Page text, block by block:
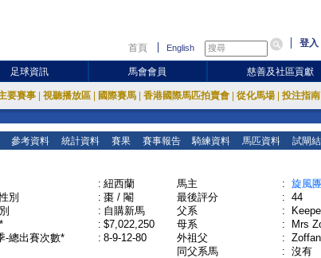
首頁 English 登入
足球資訊 馬會會員 慈善及社區貢獻
要賽事 視聽播放區 國際賽馬 香港國際馬匹拍賣會 從化馬場 投注指南
參考資料 統計資料 賽果 賽事報告 騎練資料 馬匹資料 試閘
: 紐西蘭
別
: 棗 / 閹
: 自購新馬
: $7,022,250
-總出賽次數*
: 8-9-12-80
馬主 : 旋風
最後評分
: 44
父系
:
母系
:
Mrs
外祖父
:
同父系馬
: 沒有